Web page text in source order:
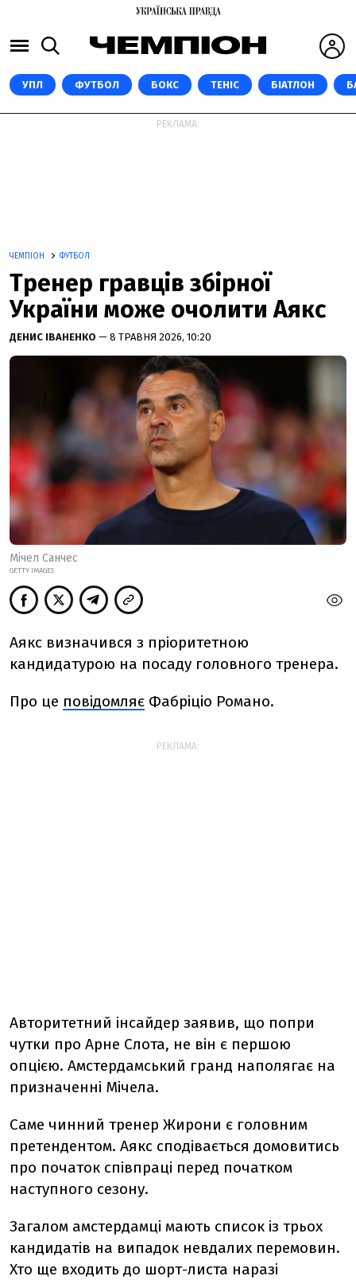
УПЛ ФУТБОЛ БОКС ТЕНІС БІАТЛОН
РЕКЛАМА:
ЧЕМПІОН ФУТБОЛ
Тренер гравців збірної
України може очолити Аякс
ДЕНИС ІВАНЕНКО — 8 ТРАВНЯ 2026, 10:20
Мічел Санчес
GETTY IMAGES
Аякс визначився з пріоритетною
кандидатурою на посаду головного тренера.
Про це повідомляє Фабріціо Романо.
РЕКЛАМА:
Авторитетний інсайдер заявив, що попри
чутки про Арне Слота, не він є першою
опцією. Амстердамський гранд наполягає на
призначенні Мічела.
Саме чинний тренер Жирони є головним
претендентом. Аякс сподівається домовитись
про початок співпраці перед початком
наступного сезону.
Загалом амстердамці мають список із трьох
кандидатів на випадок невдалих перемовин.
Хто ще входить до шорт-листа наразі